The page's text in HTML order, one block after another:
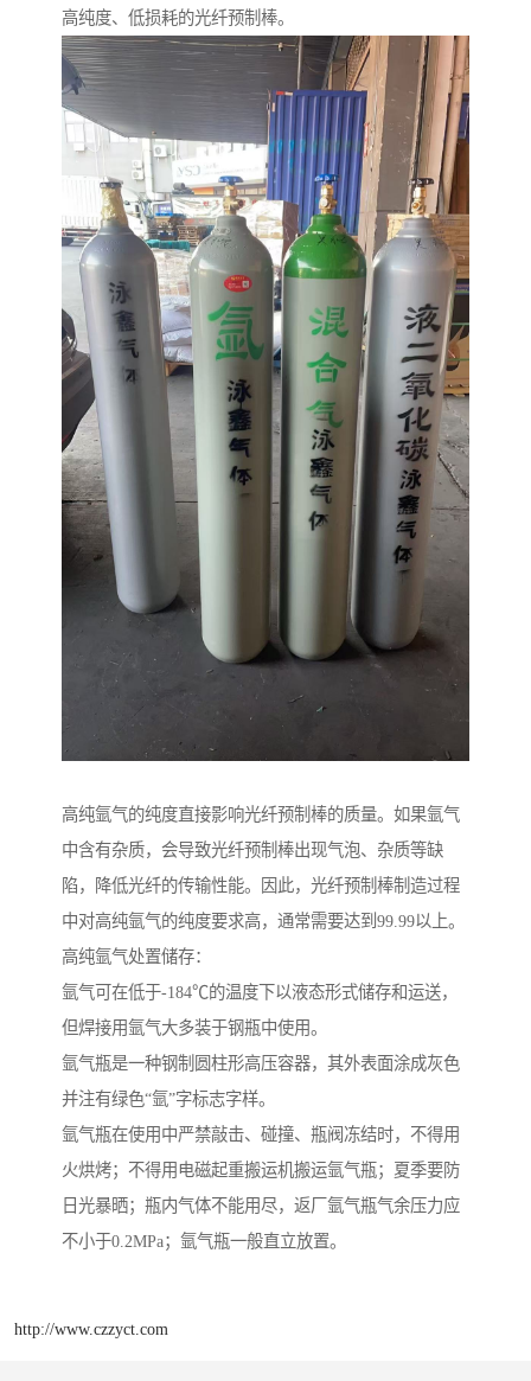
高纯度、低损耗的光纤预制棒。
高纯氩气的纯度直接影响光纤预制棒的质量。如果氩气
中含有杂质，会导致光纤预制棒出现气泡、杂质等缺
陷，降低光纤的传输性能。因此，光纤预制棒制造过程
中对高纯氩气的纯度要求高，通常需要达到99.99以上。
高纯氩气处置储存：
氩气可在低于-184℃的温度下以液态形式储存和运送，
但焊接用氩气大多装于钢瓶中使用。
氩气瓶是一种钢制圆柱形高压容器，其外表面涂成灰色
并注有绿色“氩”字标志字样。
氩气瓶在使用中严禁敲击、碰撞、瓶阀冻结时，不得用
火烘烤；不得用电磁起重搬运机搬运氩气瓶；夏季要防
日光暴晒；瓶内气体不能用尽，返厂氩气瓶气余压力应
不小于0.2MPa；氩气瓶一般直立放置。
http://www.czzyct.com